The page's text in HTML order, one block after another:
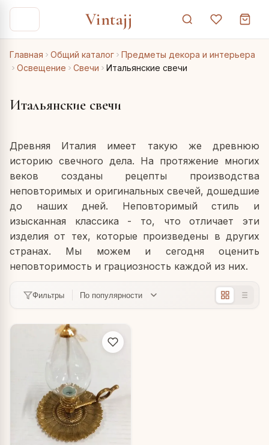
Vintajj
Главная Общий каталог
Предметы декора и интерьера
Освещение
Свечи Итальянские свечи
Итальянские свечи
Древняя Италия имеет такую же древнюю
историю свечного дела. На протяжение многих
веков созданы рецепты производства
неповторимых и оригинальных свечей, дошедшие
до наших дней. Неповторимый стиль и
изысканная классика - то, что отличает эти
изделия от тех, которые произведены в других
странах. Мы можем и сегодня оценить
неповторимость и грациозность каждой из них.
Фильтры